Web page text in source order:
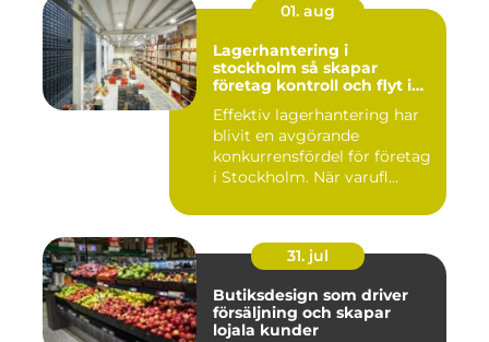
01. aug
Lagerhantering i
stockholm så skapar
företag kontroll och flyt i
Effektiv lagerhantering har
blivit en avgörande
konkurrensfördel för företag
i Stockholm. När varufl...
31. jul
Butiksdesign som driver
försäljning och skapar
lojala kunder